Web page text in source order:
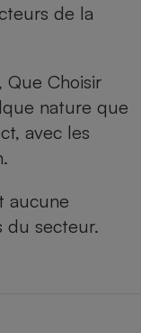
de la
Que Choisir
nature que
avec les
aucune
du secteur.